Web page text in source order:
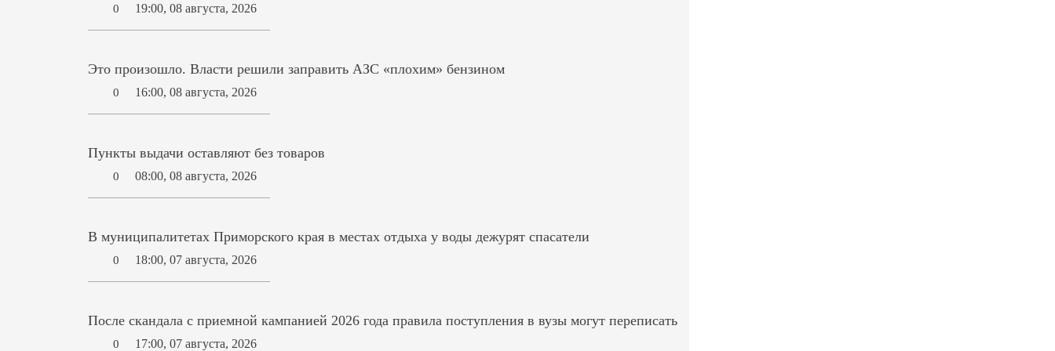
0 19:00, 08 августа, 2026
Это произошло. Власти решили заправить АЗС «плохим» бензином
0 16:00, 08 августа, 2026
Пункты выдачи оставляют без товаров
0 08:00, 08 августа, 2026
В муниципалитетах Приморского края в местах отдыха у воды дежурят спасатели
0 18:00, 07 августа, 2026
После скандала с приемной кампанией 2026 года правила поступления в вузы могут переписать
0 17:00, 07 августа, 2026